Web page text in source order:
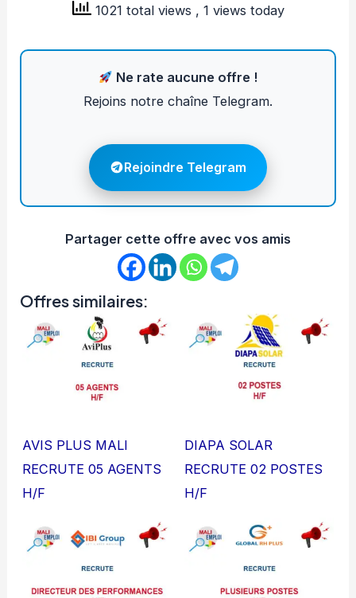
1021 total views , 1 views today
Ne rate aucune offre !
Rejoins notre chaîne Telegram.
Rejoindre Telegram
Partager cette offre avec vos amis
Offres similaires:
AVIS PLUS MALI
RECRUTE 05 AGENTS
H/F
DIAPA SOLAR
RECRUTE 02 POSTES
H/F